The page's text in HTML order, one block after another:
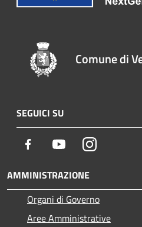
Comune di
SEGUICI SU
Facebook YoutubeInstagram
AMMINISTRAZIONE
Organi di Governo
Aree Amministrative